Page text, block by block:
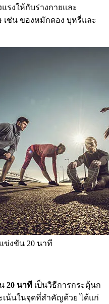
รงให้กับร่างกายและ
เช่น ของหมักดอง บุหรี่และ
ข่งขัน 20 นาที
20 นาที เป็นวิธีการกระตุ้นก
น้นในจุดที่สำคัญด้วย ได้แก่